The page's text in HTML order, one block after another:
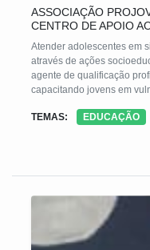
ASSOCIAÇÃO
CENTRO DE APOIO
Atender adolescentes em
através de ações
agente de qualificação
capacitando jovens em
TEMAS:
EDUCAÇÃO